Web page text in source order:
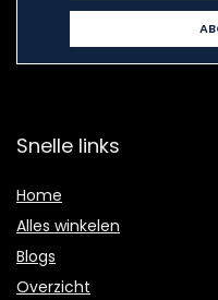
Snelle links
Home
Alles winkelen
Blogs
Overzicht